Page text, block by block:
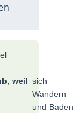
weil sich
Wandern
und Baden